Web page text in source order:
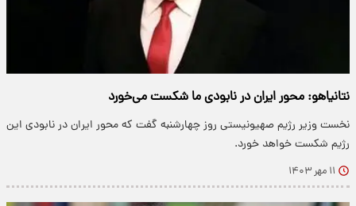
نتانیاهو: محور ایران در نابودی ما شکست می‌خورد
نخست وزیر رژیم صهیونیستی روز چهارشنبه گفت که محور ایران در نابودی این
رژیم شکست خواهد خورد.
۱۱ مهر ۱۴۰۳